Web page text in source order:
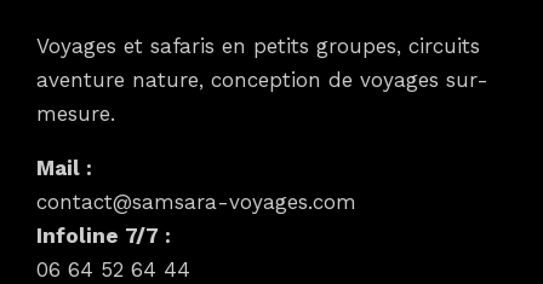
Voyages et safaris en petits groupes, circuits
aventure nature, conception de voyages sur-
mesure.
Mail :
contact@samsara-voyages.com
Infoline 7/7 :
06 64 52 64 44